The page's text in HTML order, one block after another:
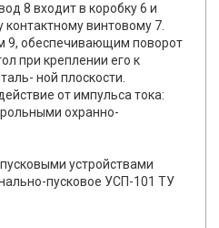
8 входит в коробку 6 и
винтовому 7.
9, обеспечивающим поворот
при креплении его к
ной плоскости.
от импульса тока:
охранно-
устройствами
пусковое УСП-101 ТУ